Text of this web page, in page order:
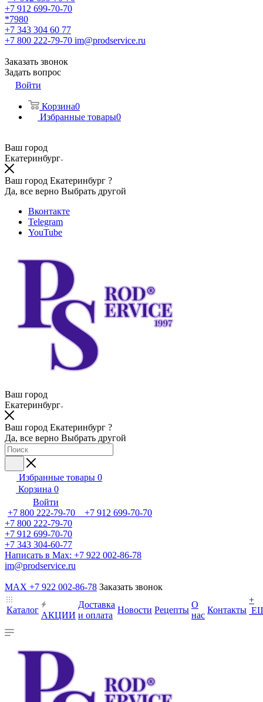
+7 912 699-70-70
*7980
+7 343 304 60 77
+7 800 222-79-70 im@prodservice.ru
Заказать звонок
Задать вопрос
Войти
Корзина0
Избранные товары0
Ваш город
Екатеринбург
Ваш город Екатеринбург ?
Да, все верно Выбрать другой
Вконтакте
Telegram
YouTube
Ваш город
Екатеринбург
Ваш город Екатеринбург ?
Да, все верно Выбрать другой
Избранные товары 0
Корзина 0
Войти
+7 800 222-79-70 +7 912 699-70-70
+7 800 222-79-70
+7 912 699-70-70
+7 343 304-60-77
Написать в Max: +7 922 002-86-78
im@prodservice.ru
MAX +7 922 002-86-78 Заказать звонок
Каталог
АКЦИИ
Доставка
и оплата
Новости Рецепты
О
нас
Контакты
+